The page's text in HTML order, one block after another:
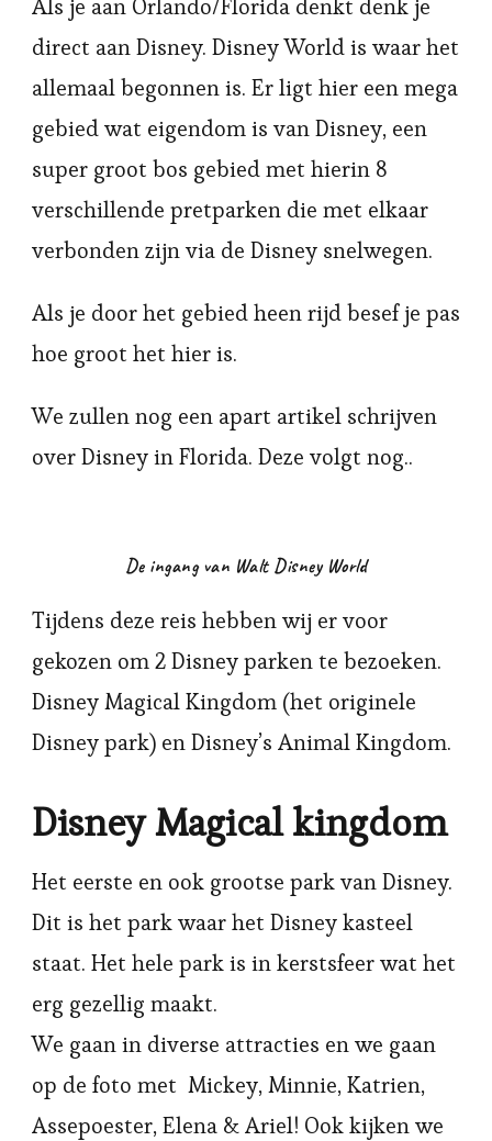
Als je aan Orlando/Florida denkt denk je
direct aan Disney. Disney World is waar het
allemaal begonnen is. Er ligt hier een mega
gebied wat eigendom is van Disney, een
super groot bos gebied met hierin 8
verschillende pretparken die met elkaar
verbonden zijn via de Disney snelwegen.
Als je door het gebied heen rijd besef je pas
hoe groot het hier is.
We zullen nog een apart artikel schrijven
over Disney in Florida. Deze volgt nog..
De ingang van Walt Disney World
Tijdens deze reis hebben wij er voor
gekozen om 2 Disney parken te bezoeken.
Disney Magical Kingdom (het originele
Disney park) en Disney’s Animal Kingdom.
Disney Magical kingdom
Het eerste en ook grootse park van Disney.
Dit is het park waar het Disney kasteel
staat. Het hele park is in kerstsfeer wat het
erg gezellig maakt.
We gaan in diverse attracties en we gaan
op de foto met Mickey, Minnie, Katrien,
Assepoester, Elena & Ariel! Ook kijken we